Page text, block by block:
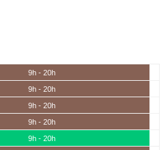
9h - 20h
9h - 20h
9h - 20h
9h - 20h
9h - 20h